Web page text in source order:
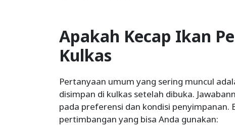
Apakah Kecap Ikan
Kulkas
Pertanyaan umum yang sering muncul
disimpan di kulkas setelah dibuka.
pada preferensi dan kondisi penyimpanan.
pertimbangan yang bisa Anda gunakan: